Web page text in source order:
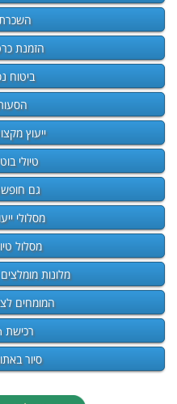
השכרת
הזמנת
ביטוח
ייעוץ
טיולי
גם
מסלולי
מסלול
מלונות
המומחים
רכישת Esim ביוון
סיור